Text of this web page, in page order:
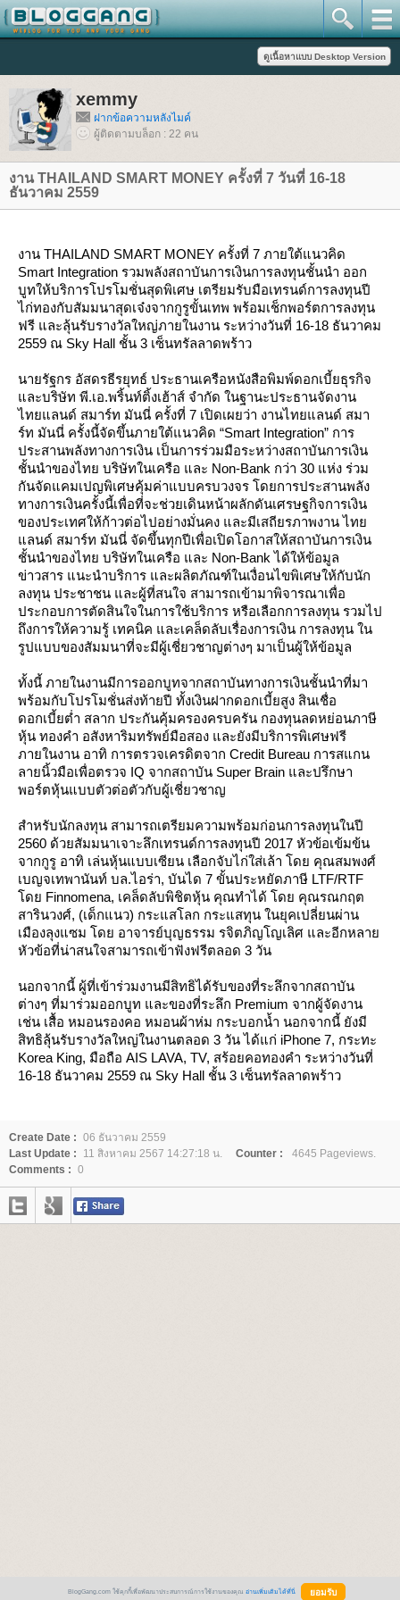
xemmy
ฝากข้อความหลังไมค์
ผู้ติดตามบล็อก : 22 คน
งาน THAILAND SMART MONEY ครั้งที่ 7 วันที่ 16-18
ธันวาคม 2559
งาน THAILAND SMART MONEY ครั้งที่ 7 ภายใต้แนวคิด
Smart Integration รวมพลังสถาบันการเงินการลงทุนชั้นนำ ออก
บูทให้บริการโปรโมชั่นสุดพิเศษ เตรียมรับมือเทรนด์การลงทุนปี
ไก่ทองกับสัมมนาสุดเจ๋งจากกูรูขั้นเทพ พร้อมเช็กพอร์ตการลงทุน
ฟรี และลุ้นรับรางวัลใหญ่ภายในงาน ระหว่างวันที่ 16-18 ธันวาคม
2559 ณ Sky Hall ชั้น 3 เซ็นทรัลลาดพร้าว
นายรัฐกร อัสดรธีรยุทธ์ ประธานเครือหนังสือพิมพ์ดอกเบี้ยธุรกิจ
ละบริษัท พี.เอ.พริ้นท์ติ้งเฮ้าส์ จำกัด ในฐานะประธานจัดงาน
ไทยแลนด์ สมาร์ท มันนี่ ครั้งที่ 7 เปิดเผยว่า งานไทยแลนด์ สมา
ร์ท มันนี่ ครั้งนี้จัดขึ้นภายใต้แนวคิด “Smart Integration” การ
ประสานพลังทางการเงิน เป็นการร่วมมือระหว่างสถาบันการเงิน
ชั้นนำของไทย บริษัทในเครือ และ Non-Bank กว่า 30 แห่ง ร่วม
กันจัดแคมเปญพิเศษคุ้มค่าแบบครบวงจร โดยการประสานพลัง
ทางการเงินครั้งนี้เพื่อที่จะช่วยเดินหน้าผลักดันเศรษฐกิจการเงิน
ของประเทศให้ก้าวต่อไปอย่างมั่นคง และมีเสถียรภาพงาน ไท
ลนด์ สมาร์ท มันนี่ จัดขึ้นทุกปีเพื่อเปิดโอกาสให้สถาบันการเงิน
ชั้นนำของไทย บริษัทในเครือ และ Non-Bank ได้ให้ข้อมูล
ข่าวสาร แนะนำบริการ และผลิตภัณฑ์ในเงื่อนไขพิเศษให้กับนัก
ลงทุน ประชาชน และผู้ที่สนใจ สามารถเข้ามาพิจารณาเพื่อ
ประกอบการตัดสินใจในการใช้บริการ หรือเลือกการลงทุน รวมไป
ถึงการให้ความรู้ เทคนิค และเคล็ดลับเรื่องการเงิน การลงทุน ใน
รูปแบบของสัมมนาที่จะมีผู้เชี่ยวชาญต่างๆ มาเป็นผู้ให้ข้อมูล
ทั้งนี้ ภายในงานมีการออกบูทจากสถาบันทางการเงินชั้นนำที่มา
พร้อมกับโปรโมชั่นส่งท้ายปี ทั้งเงินฝากดอกเบี้ยสูง สินเชื่อ
ดอกเบี้ยต่ำ สลาก ประกันคุ้มครองครบครัน กองทุนลดหย่อนภาษี
หุ้น ทองคำ อสังหาริมทรัพย์มือสอง และยังมีบริการพิเศษฟรี
ภายในงาน อาทิ การตรวจเครดิตจาก Credit Bureau การสแกน
ลายนิ้วมือเพื่อตรวจ IQ จากสถาบัน Super Brain และปรึกษา
พอร์ตหุ้นแบบตัวต่อตัวกับผู้เชี่ยวชาญ
สำหรับนักลงทุน สามารถเตรียมความพร้อมก่อนการลงทุนในปี
2560 ด้วยสัมมนาเจาะลึกเทรนด์การลงทุนปี 2017 หัวข้อเข้มข้น
จากกูรู อาทิ เล่นหุ้นแบบเซียน เลือกจับไก่ใส่เล้า โดย คุณสมพงศ์
เบญจเทพานันท์ บล.ไอร่า, บันได 7 ขั้นประหยัดภาษี LTF/RTF
ดย Finnomena, เคล็ดลับพิชิตหุ้น คุณทำได้ โดย คุณรณกฤต
สารินวงศ์, (เด็กแนว) กระแสโลก กระแสทุน ในยุคเปลี่ยนผ่าน
เมืองลุงแซม โดย อาจารย์บุญธรรม รจิตภิญโญเลิศ และอีกหลา
หัวข้อที่น่าสนใจสามารถเข้าฟังฟรีตลอด 3 วัน
นอกจากนี้ ผู้ที่เข้าร่วมงานมีสิทธิได้รับของที่ระลึกจากสถาบัน
ต่างๆ ที่มาร่วมออกบูท และของที่ระลึก Premium จากผู้จัดงาน
เช่น เสื้อ หมอนรองคอ หมอนผ้าห่ม กระบอกน้ำ นอกจากนี้ ยังมี
สิทธิลุ้นรับรางวัลใหญ่ในงานตลอด 3 วัน ได้แก่ iPhone 7, กระทะ
Korea King, มือถือ AIS LAVA, TV, สร้อยคอทองคำ ระหว่างวันที่
16-18 ธันวาคม 2559 ณ Sky Hall ชั้น 3 เซ็นทรัลลาดพร้าว
Create Date : 06 ธันวาคม 2559
Last Update :
11 สิงหาคม 2567 14:27:18 น. Counter :
4645 Pageviews.
Comments : 0
BlogGang.com ใช้คุกกี้เพื่อพัฒนาประสบการณ์การใช้งานของคุณ อ่านเพิ่มเติมได้ที่นี่